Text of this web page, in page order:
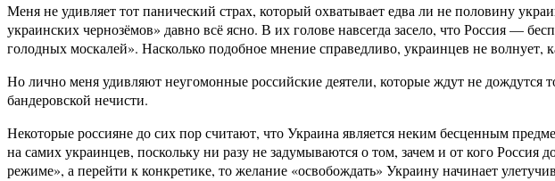
Меня не удивляет тот панический страх, который охватывает едва ли не половину
украинских чернозёмов» давно всё ясно. В их голове навсегда засело, что Россия —
голодных москалей». Насколько подобное мнение справедливо, украинцев не волнует,
Но лично меня удивляют неугомонные российские деятели, которые ждут не дождутся
бандеровской нечисти.
Некоторые россияне до сих пор считают, что Украина является неким бесценным
на самих украинцев, поскольку ни разу не задумываются о том, зачем и от кого Россия
режиме», а перейти к конкретике, то желание «освобождать» Украину начинает